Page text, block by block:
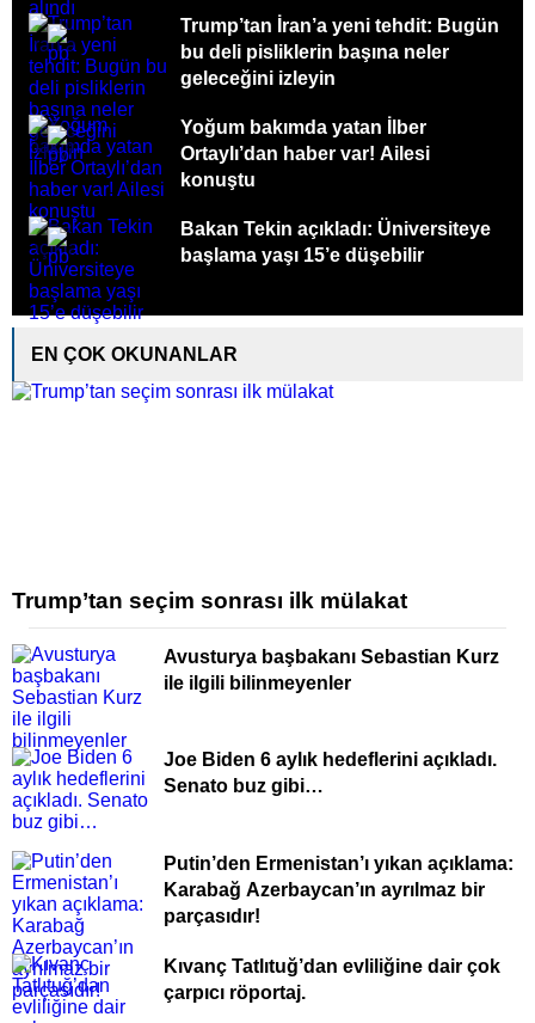
Trump’tan İran’a yeni tehdit: Bugün
bu deli pisliklerin başına neler
geleceğini izleyin
Yoğum bakımda yatan İlber
Ortaylı’dan haber var! Ailesi
konuştu
Bakan Tekin açıkladı: Üniversiteye
başlama yaşı 15’e düşebilir
EN ÇOK OKUNANLAR
Trump’tan seçim sonrası ilk mülakat
Avusturya başbakanı Sebastian Kurz
ile ilgili bilinmeyenler
Joe Biden 6 aylık hedeflerini açıkladı.
Senato buz gibi…
Putin’den Ermenistan’ı yıkan açıklama:
Karabağ Azerbaycan’ın ayrılmaz bir
parçasıdır!
Kıvanç Tatlıtuğ’dan evliliğine dair çok
çarpıcı röportaj.